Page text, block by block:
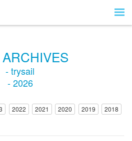
- trysail
- 2026
2022 2021 2020 2019
2018